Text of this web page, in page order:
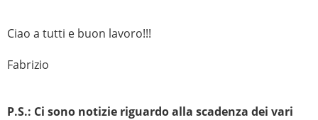
Ciao a tutti e buon lavoro!!!
Fabrizio
P.S.: Ci sono notizie riguardo alla scadenza dei vari